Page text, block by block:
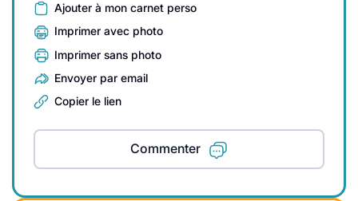
Ajouter à mon carnet perso
Imprimer avec photo
Imprimer sans photo
Envoyer par email
Copier le lien
Commenter